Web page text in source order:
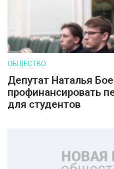
ОБЩЕСТВО
Депутат Наталья
профинансировать
для студентов